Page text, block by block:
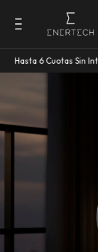
6 Cuotas Sin Interes